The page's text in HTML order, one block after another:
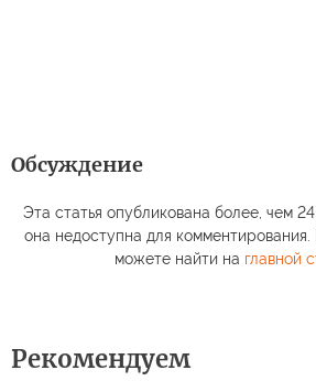
Обсуждение
Эта статья опубликована более, чем 24
она недоступна для
можете найти на главной
Рекомендуем